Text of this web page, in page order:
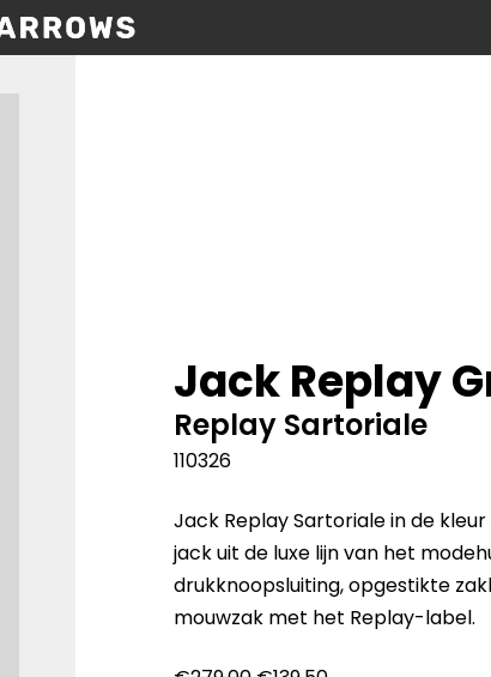
Jack Replay
Replay Sartoriale
110326
Jack Replay Sartoriale in de
jack uit de luxe lijn van het
drukknoopsluiting, opgestikte
mouwzak met het Replay-label.